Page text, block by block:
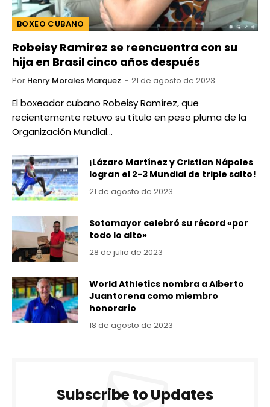
BOXEO CUBANO
Robeisy Ramírez se reencuentra con su
hija en Brasil cinco años después
Por Henry Morales Marquez 21 de agosto de 2023
El boxeador cubano Robeisy Ramírez, que
recientemente retuvo su título en peso pluma de la
Organización Mundial…
¡Lázaro Martínez y Cristian Nápoles
logran el 2-3 Mundial de triple salto!
21 de agosto de 2023
Sotomayor celebró su récord «por
todo lo alto»
28 de julio de 2023
World Athletics nombra a Alberto
Juantorena como miembro
honorario
18 de agosto de 2023
Subscribe to Updates